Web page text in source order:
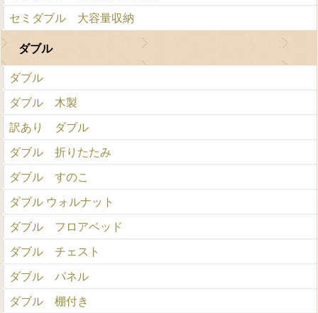
セミダブル 大容量収納
ダブル
ダブル
ダブル 木製
訳あり ダブル
ダブル 折りたたみ
ダブル すのこ
ダブル ウォルナット
ダブル フロアベッド
ダブル チェスト
ダブル パネル
ダブル 棚付き